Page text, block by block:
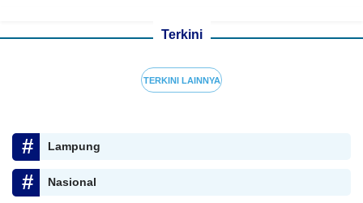
Terkini
TERKINI LAINNYA
Lampung
Nasional